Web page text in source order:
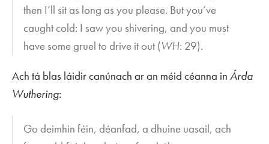
then I’ll sit as long as you please. But you’ve
caught cold: I saw you shivering, and you must
have some gruel to drive it out (WH: 29).
Ach tá blas láidir canúnach ar an méid céanna in Árda
Wuthering:
Go deimhin féin, déanfad, a dhuine uasail, ach